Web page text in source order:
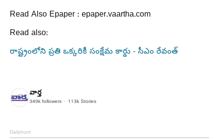
Read Also Epaper : epaper.vaartha.com
Read also:
రాష్ట్రంలోని ప్రతి ఒక్కరికీ సంక్షేమ కార్డు - సీఎం రేవంత్
వార్త
349k followers 113k Stories
Dailyhunt